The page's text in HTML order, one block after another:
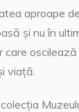
aproape
și nu în
oscilează
viață.